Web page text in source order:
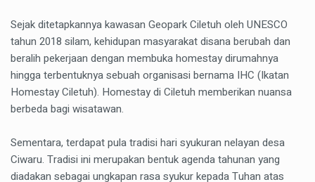
Sejak ditetapkannya kawasan Geopark Ciletuh oleh UNESCO
tahun 2018 silam, kehidupan masyarakat disana berubah dan
beralih pekerjaan dengan membuka homestay dirumahnya
hingga terbentuknya sebuah organisasi bernama IHC (Ikatan
Homestay Ciletuh). Homestay di Ciletuh memberikan nuansa
berbeda bagi wisatawan.
Sementara, terdapat pula tradisi hari syukuran nelayan desa
Ciwaru. Tradisi ini merupakan bentuk agenda tahunan yang
diadakan sebagai ungkapan rasa syukur kepada Tuhan atas